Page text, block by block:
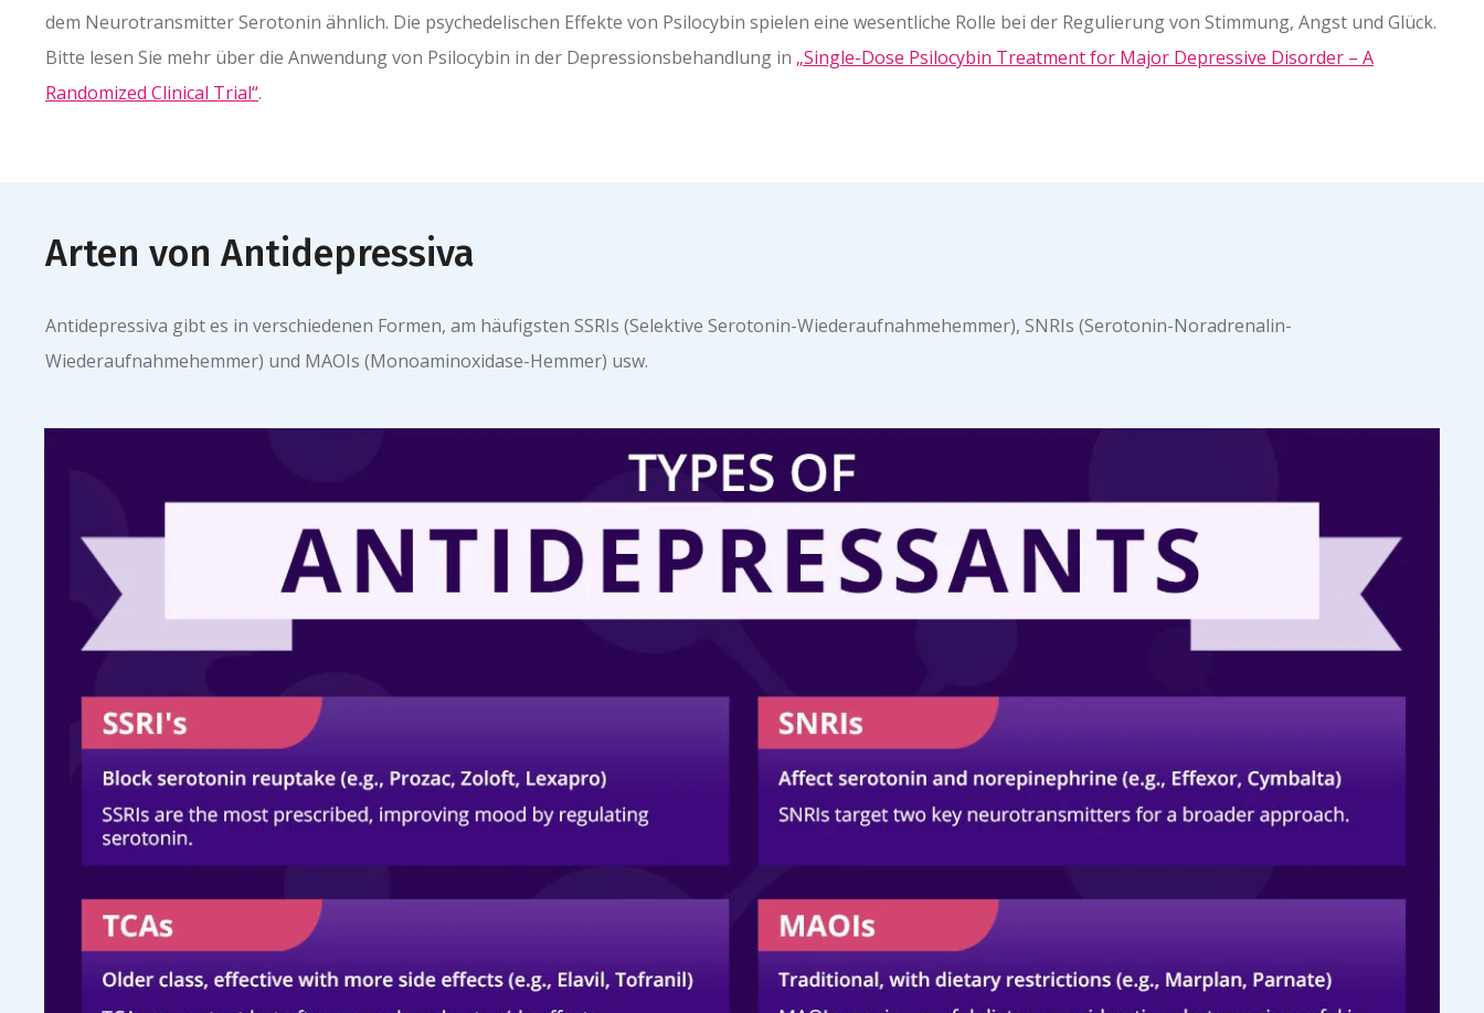
dem Neurotransmitter Serotonin ähnlich. Die psychedelischen Effekte von Psilocybin spielen eine wesentliche Rolle bei der Regulierung von Stimmung, Angst und Glück.
Bitte lesen Sie mehr über die Anwendung von Psilocybin in der Depressionsbehandlung in „Single-Dose Psilocybin Treatment for Major Depressive Disorder – A
Randomized Clinical Trial“.
Arten von Antidepressiva
Antidepressiva gibt es in verschiedenen Formen, am häufigsten SSRIs (Selektive Serotonin-Wiederaufnahmehemmer), SNRIs (Serotonin-Noradrenalin-
Wiederaufnahmehemmer) und MAOIs (Monoaminoxidase-Hemmer) usw.